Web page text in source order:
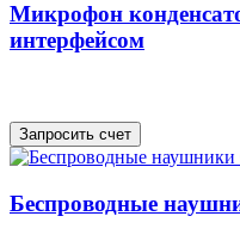
Микрофон
интерфейсом
Беспроводные